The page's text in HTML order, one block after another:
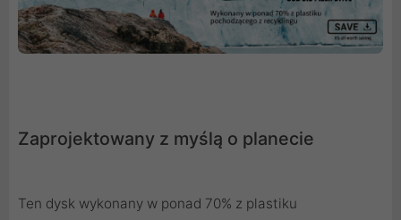
Zaprojektowany z myślą o planecie
Ten dysk wykonany w ponad 70% z plastiku